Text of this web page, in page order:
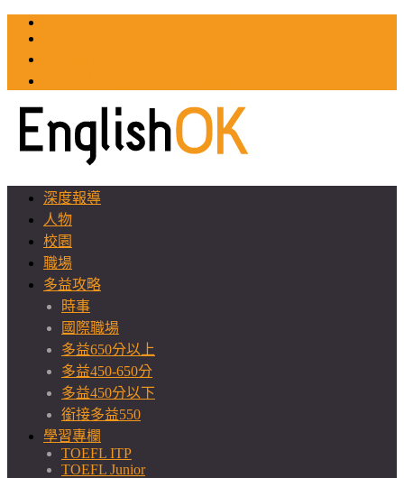
深度報導
人物
校園
職場
多益攻略
時事
國際職場
多益650分以上
多益450-650分
多益450分以下
銜接多益550
學習專欄
TOEFL ITP
TOEFL Junior